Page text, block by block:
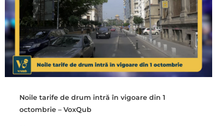
Noile tarife de drum intră în vigoare din 1
octombrie – VoxQub